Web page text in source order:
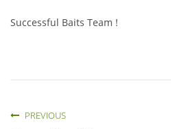
Successful Baits Team !
PREVIOUS